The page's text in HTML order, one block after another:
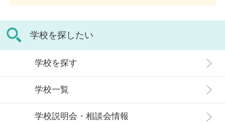
学校を探したい
学校を探す
学校一覧
学校説明会・相談会情報